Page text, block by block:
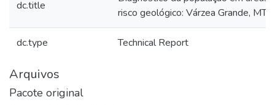
dc.title
risco geológico: Várzea Grande, MT
dc.type Technical Report
Arquivos
Pacote original